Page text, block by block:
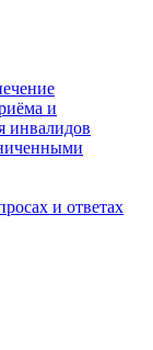
и
инвалидов
и ответах